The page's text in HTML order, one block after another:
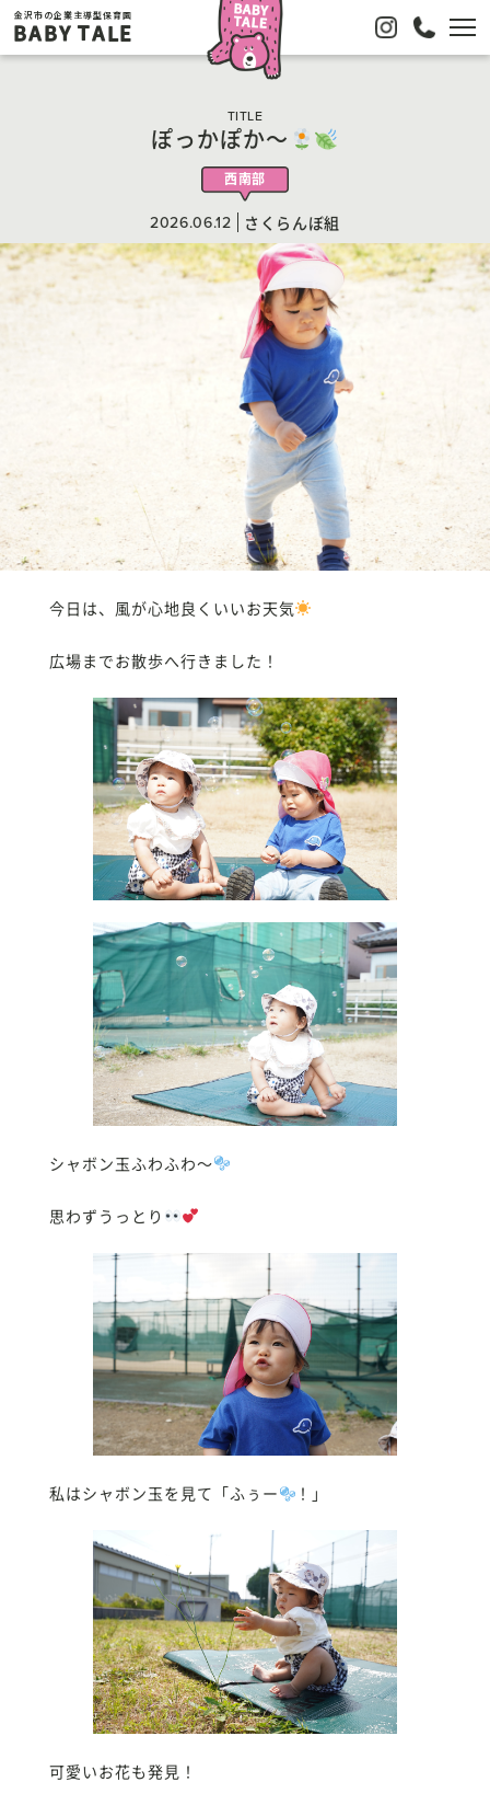
金沢市の企業主導型保育園
BABY TALE
TITLE
ぽっかぽか〜
西南部
2026.06.12 さくらんぼ組
今日は、風が心地良くいいお天気
広場までお散歩へ行きました！
シャボン玉ふわふわ〜
思わずうっとり
私はシャボン玉を見て「ふぅー ！」
可愛いお花も発見！